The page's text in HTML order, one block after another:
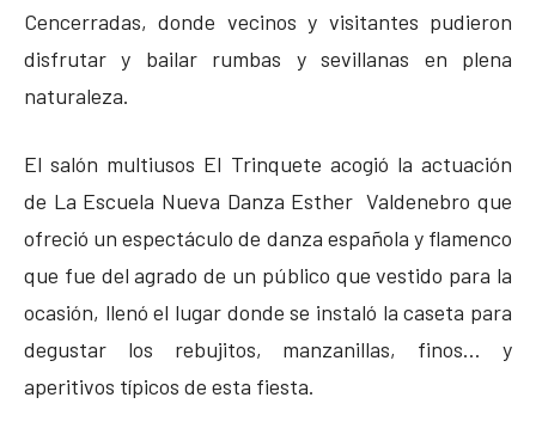
Cencerradas, donde vecinos y visitantes pudieron
disfrutar y bailar rumbas y sevillanas en plena
naturaleza.
El salón multiusos El Trinquete acogió la actuación
de La Escuela Nueva Danza Esther Valdenebro que
ofreció un espectáculo de danza española y flamenco
que fue del agrado de un público que vestido para la
ocasión, llenó el lugar donde se instaló la caseta para
degustar los rebujitos, manzanillas, finos… y
aperitivos típicos de esta fiesta.